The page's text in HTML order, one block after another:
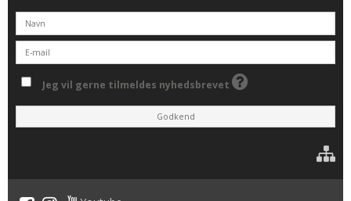
Jeg vil gerne tilmeldes nyhedsbrevet
Godkend